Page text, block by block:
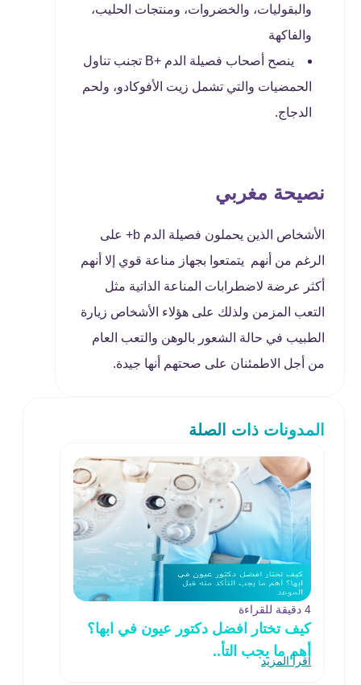
والبقوليات، والخضروات، ومنتجات الحليب،
والفاكهة
ينصح أصحاب فصيلة الدم +B تجنب تناول
الحمضيات والتي تشمل زيت الأفوكادو، ولحم
الدجاج.
نصيحة مغربي
الأشخاص الذين يحملون فصيلة الدم b+ على
الرغم من أنهم يتمتعوا بجهاز مناعة قوي إلا أنهم
أكثر عرضة لاضطرابات المناعة الذاتية مثل
التعب المزمن ولذلك على هؤلاء الأشخاص زيارة
الطبيب في حالة الشعور بالوهن والتعب العام
من أجل الاطمئنان على صحتهم أنها جيدة.
المدونات ذات الصلة
4 دقيقة للقراءة
كيف تختار افضل دكتور عيون في ابها؟
أهم ما يجب التأ..
اقرأ المزيد